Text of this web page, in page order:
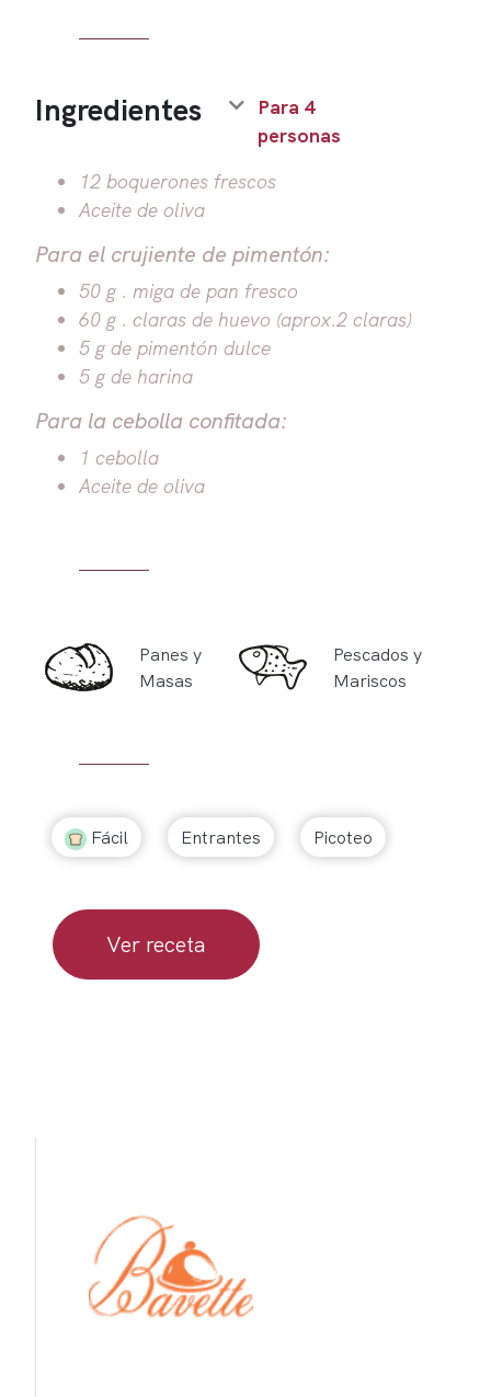
Ingredientes
Para 4
personas
12 boquerones frescos
Aceite de oliva
Para el crujiente de pimentón:
50 g . miga de pan fresco
60 g . claras de huevo (aprox.2 claras)
5 g de pimentón dulce
5 g de harina
Para la cebolla confitada:
1 cebolla
Aceite de oliva
Panes y
Masas
Pescados y
Mariscos
Fácil Entrantes Picoteo
Ver receta